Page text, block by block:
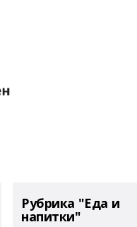
Рубрика "Еда и
напитки"